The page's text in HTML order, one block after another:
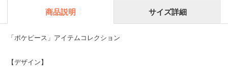
商品説明 サイズ詳細
「ポケピース」アイテムコレクション
【デザイン】